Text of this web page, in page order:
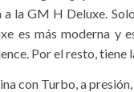
la GM H Deluxe.
es más moderna y
Por el resto, tiene
con Turbo, a